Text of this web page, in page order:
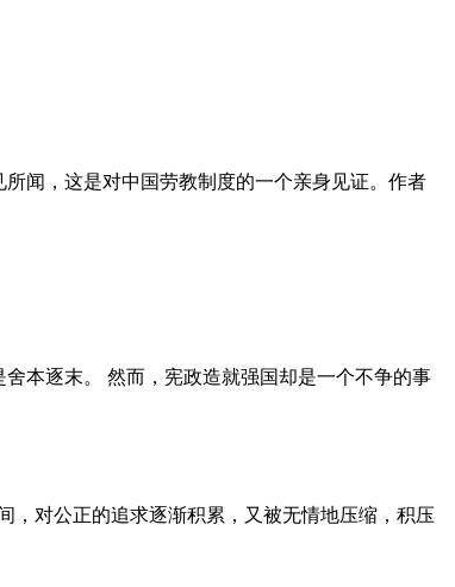
闻，这是对中国劳教制度的一个亲身见证。作者
本逐末。 然而，宪政造就强国却是一个不争的事
，对公正的追求逐渐积累，又被无情地压缩，积压